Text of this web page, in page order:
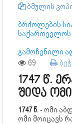
ბმულის
ბრძოლების
საქართველოს
გამოჩენილი
69
1747 წ.
შიდა
1747 წ. - ომი
ომი მოიცავს